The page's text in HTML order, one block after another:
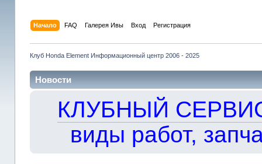
Начало FAQ Галерея Ивы Вход Регистрация
Клуб Honda Element Информационный центр 2006 - 2025
Новости
КЛУБНЫЙ
виды работ,